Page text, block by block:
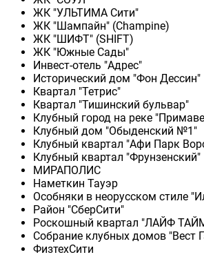
ЖК "УЛЬТИМА Сити"
ЖК "Шампайн" (Champine)
ЖК "ШИФТ" (SHIFT)
ЖК "Южные Сады"
Инвест-отель "Адрес"
Исторический дом "Фон Дессин"
Квартал "Тетрис"
Квартал "Тишинский бульвар"
Клубный город на реке
Клубный дом "Обыденский №1"
Клубный квартал "Афи Парк
Клубный квартал "Фрунзенский"
МИРАПОЛИС
Наметкин Тауэр
Особняки в неорусском стиле
Район "СберСити"
Роскошный квартал "ЛАЙФ
Собрание клубных домов "Вест
ФизтехСити